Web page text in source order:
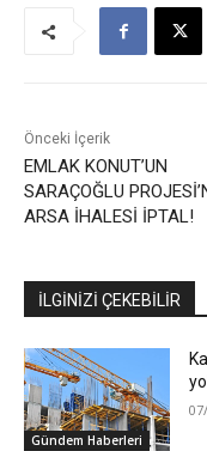
Önceki İçerik
EMLAK KONUT’UN
SARAÇOĞLU
ARSA İHALESİ İPTAL!
İLGİNİZİ ÇEKEBİLİR
Gündem Haberleri